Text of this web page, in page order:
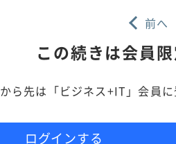
前へ
この続きは会員
ら先は「ビジネス+IT」会員
ログインする